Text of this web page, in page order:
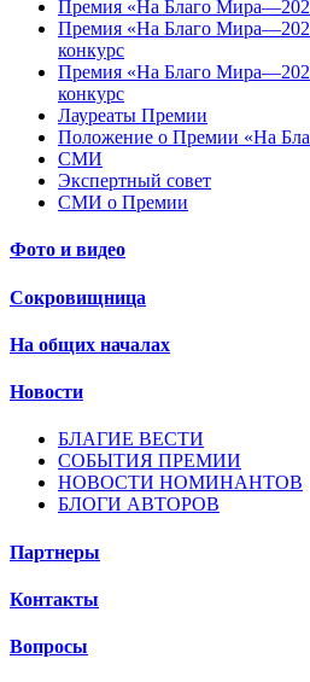
Премия «На Благо
Премия «На Благо
конкурс
Премия «На Благо
конкурс
Лауреаты Премии
Положение о Премии «На
СМИ
Экспертный совет
СМИ о Премии
Фото и видео
Сокровищница
На общих началах
Новости
БЛАГИЕ ВЕСТИ
СОБЫТИЯ ПРЕМИИ
НОВОСТИ НОМИНАНТОВ
БЛОГИ АВТОРОВ
Партнеры
Контакты
Вопросы